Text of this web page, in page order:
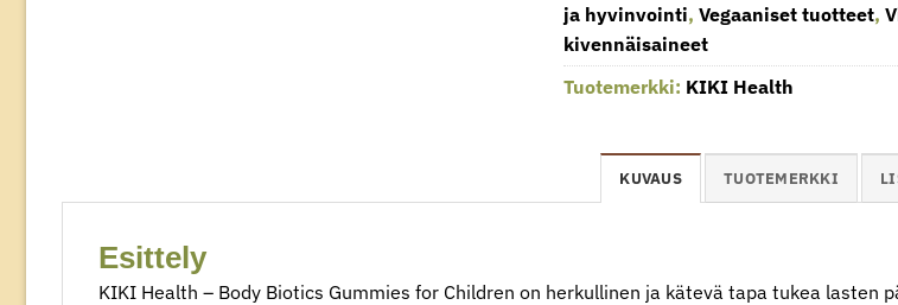
ja hyvinvointi,Vegaaniset tuotteet,
kivennäisaineet
Tuotemerkki: KIKI Health
KUVAUS TUOTEMERKKI
Esittely
KIKI Health – Body Biotics​ Gummies for Children⁢ on herkullinen ja kätevä tapa tukea